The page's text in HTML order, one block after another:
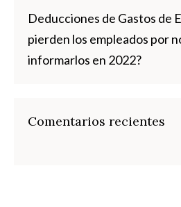
Deducciones de Gastos de
pierden los empleados por
informarlos en 2022?
Comentarios recientes